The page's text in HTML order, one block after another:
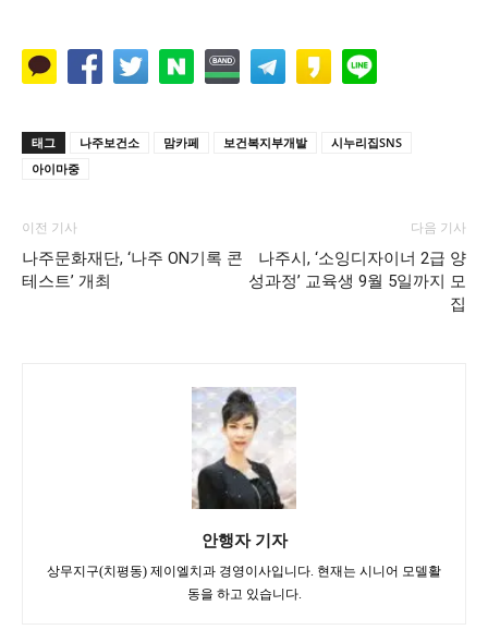
태그 나주보건소 맘카페 보건복지부개발
시누리집SNS
아이마중
이전 기사
나주문화재단, ‘나주 ON기록 콘
테스트’ 개최
다음 기사
나주시, ‘소잉디자이너 2급 양
성과정’ 교육생 9월 5일까지 모
집
안행자 기자
상무지구(치평동) 제이엘치과 경영이사입니다. 현재는 시니어 모델활
동을 하고 있습니다.